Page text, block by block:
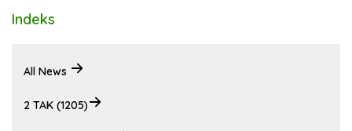
Indeks
All News
2 TAK (1205)